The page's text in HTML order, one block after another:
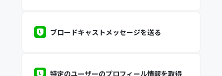
ブロードキャストメッセージを送る
特定のユーザーのプロフィール情報を取得